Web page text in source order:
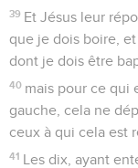
39 Et Jésus leur
que je dois boire,
dont je dois être
40 mais pour ce qui
gauche, cela ne
ceux à qui cela est
41 Les dix, ayant